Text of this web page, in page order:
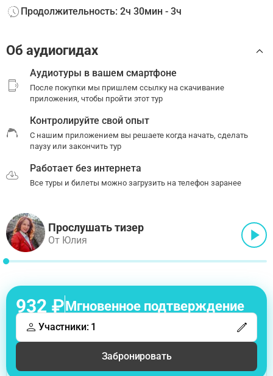
Продолжительность: 2ч 30мин - 3ч
Об аудиогидах
Аудиотуры в вашем смартфоне
После покупки мы пришлем ссылку на скачивание
приложения, чтобы пройти этот тур
Контролируйте свой опыт
С нашим приложением вы решаете когда начать, сделать
паузу или закончить тур
Работает без интернета
Все туры и билеты можно загрузить на телефон заранее
Прослушать тизер
От Юлия
932 ₽Мгновенное подтверждение
Участники: 1
Забронировать